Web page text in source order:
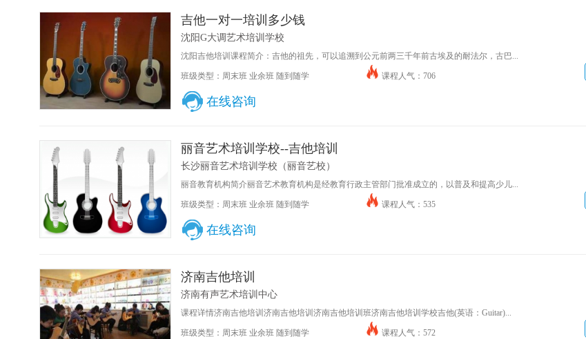
吉他一对一培训多少钱
沈阳G大调艺术培训学校
沈阳吉他培训课程简介：吉他的祖先，可以追溯到公元前两三千年前古埃及的耐法尔，古巴...
班级类型：周末班 业余班 随到随学 课程人气：706
在线咨询
丽音艺术培训学校--吉他培训
长沙丽音艺术培训学校（丽音艺校）
丽音教育机构简介丽音艺术教育机构是经教育行政主管部门批准成立的，以普及和提高少儿...
班级类型：周末班 业余班 随到随学 课程人气：535
在线咨询
济南吉他培训
济南有声艺术培训中心
课程详情济南吉他培训济南吉他培训济南吉他培训班济南吉他培训学校吉他(英语：Guitar)...
班级类型：周末班 业余班 随到随学 课程人气：572